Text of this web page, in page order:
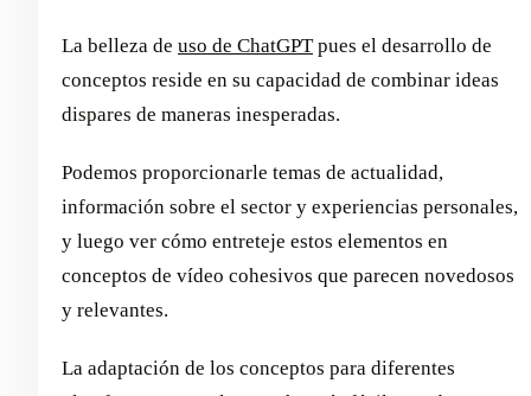
La belleza de uso de ChatGPTpues el desarrollo de
conceptos reside en su capacidad de combinar ideas
dispares de maneras inesperadas.
Podemos proporcionarle temas de actualidad,
información sobre el sector y experiencias personales,
y luego ver cómo entreteje estos elementos en
conceptos de vídeo cohesivos que parecen novedosos
y relevantes.
La adaptación de los conceptos para diferentes